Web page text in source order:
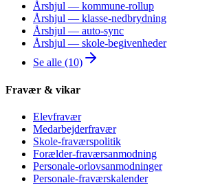
Årshjul — kommune-rollup
Årshjul — klasse-nedbrydning
Årshjul — auto-sync
Årshjul — skole-begivenheder
Se alle (10)
Fravær & vikar
Elevfravær
Medarbejderfravær
Skole-fraværspolitik
Forælder-fraværsanmodning
Personale-orlovsanmodninger
Personale-fraværskalender